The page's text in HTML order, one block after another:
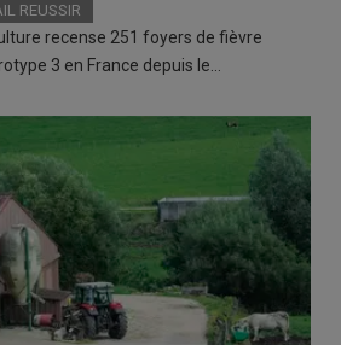
REUSSIR
recense 251 foyers de fièvre
3 en France depuis le…